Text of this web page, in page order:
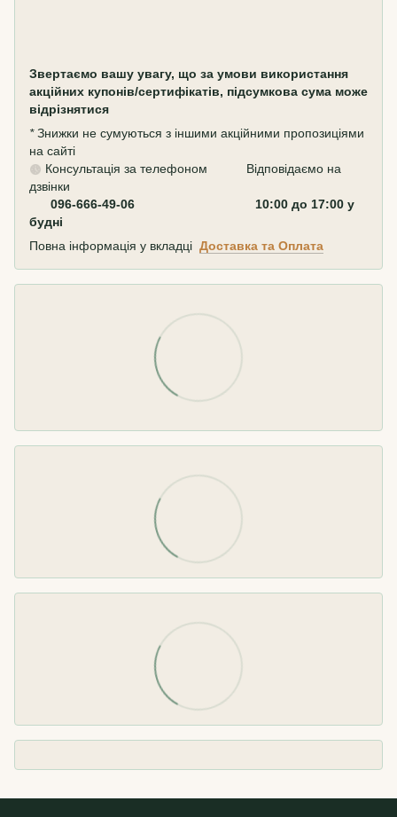
Звертаємо вашу увагу, що за умови використання
акційних купонів/сертифікатів, підсумкова сума може
відрізнятися
*Знижки не сумуються з іншими акційними пропозиціями
на сайті
Консультація за телефоном Відповідаємо на
дзвінки
096-666-49-06 10:00 до 17:00 у
будні
Повна інформація у вкладці Доставка та Оплата